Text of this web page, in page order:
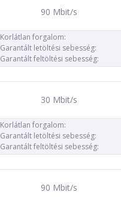
90 Mbit/s
Korlátlan forgalom:
Garantált letöltési sebesség:
Garantált feltöltési sebesség:
30 Mbit/s
Korlátlan forgalom:
Garantált letöltési sebesség:
Garantált feltöltési sebesség:
90 Mbit/s